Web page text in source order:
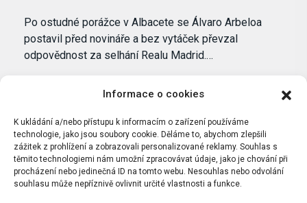
Informace o cookies
K ukládání a/nebo přístupu k informacím o zařízení používáme
technologie, jako jsou soubory cookie. Děláme to, abychom zlepšili
zážitek z prohlížení a zobrazovali personalizované reklamy. Souhlas s
těmito technologiemi nám umožní zpracovávat údaje, jako je chování při
procházení nebo jedinečná ID na tomto webu. Nesouhlas nebo odvolání
souhlasu může nepříznivě ovlivnit určité vlastnosti a funkce.
Po ostudné porážce v Albacete se Álvaro Arbeloa
postavil před novináře a bez vytáček převzal
odpovědnost za selhání Realu Madrid.…